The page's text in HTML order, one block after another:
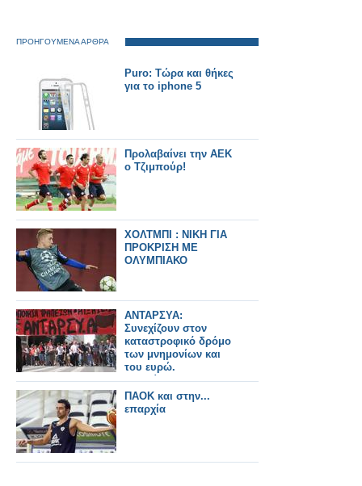
ΠΡΟΗΓΟΥΜΕΝΑ ΑΡΘΡΑ
Puro: Τώρα και θήκες
για το iphone 5
Προλαβαίνει την ΑΕΚ
ο Τζιμπούρ!
ΧΟΛΤΜΠΙ : ΝΙΚΗ ΓΙΑ
ΠΡΟΚΡΙΣΗ ΜΕ
ΟΛΥΜΠΙΑΚΟ
ΑΝΤΑΡΣΥΑ:
Συνεχίζουν στον
καταστροφικό δρόμο
των μνημονίων και
του ευρώ.
Συνεχίζουμε στον
ελπιδοφόρο δρόμο
της ανατροπής!
ΠΑΟΚ και στην...
επαρχία